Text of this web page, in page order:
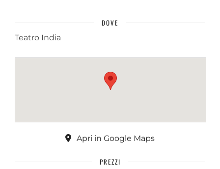
DOVE
Teatro India
Apri in Google Maps
PREZZI